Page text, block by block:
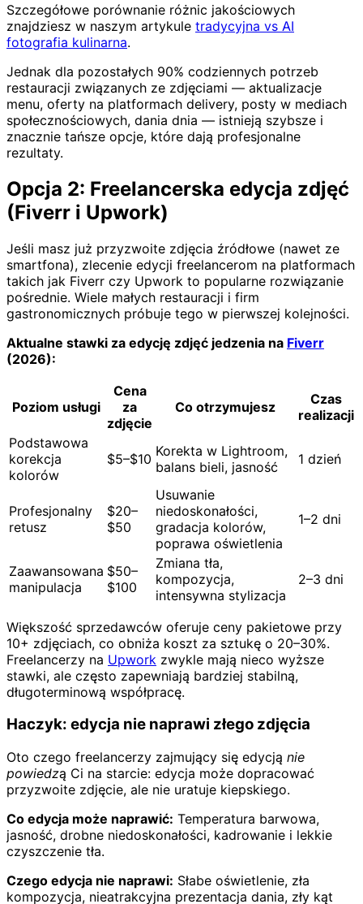
Szczegółowe porównanie różnic jakościowych
znajdziesz w naszym artykule tradycyjna vs AI
fotografia kulinarna.
Jednak dla pozostałych 90% codziennych potrzeb
restauracji związanych ze zdjęciami — aktualizacje
menu, oferty na platformach delivery, posty w mediach
społecznościowych, dania dnia — istnieją szybsze i
znacznie tańsze opcje, które dają profesjonalne
rezultaty.
Opcja 2: Freelancerska edycja zdjęć
(Fiverr i Upwork)
Jeśli masz już przyzwoite zdjęcia źródłowe (nawet ze
smartfona), zlecenie edycji freelancerom na platformach
takich jak Fiverr czy Upwork to popularne rozwiązanie
pośrednie. Wiele małych restauracji i firm
gastronomicznych próbuje tego w pierwszej kolejności.
Aktualne stawki za edycję zdjęć jedzenia na Fiverr
(2026):
Poziom usługi
Cena
za
zdjęcie
Co otrzymujesz
Czas
realizacji
Podstawowa
korekcja
kolorów
$5–$10 Korekta w Lightroom,
balans bieli, jasność
1 dzień
Profesjonalny
retusz
$20–
$50
Usuwanie
niedoskonałości,
gradacja kolorów,
poprawa oświetlenia
1–2 dni
Zaawansowana
manipulacja
$50–
$100
Zmiana tła,
kompozycja,
intensywna stylizacja
2–3 dni
Większość sprzedawców oferuje ceny pakietowe przy
10+ zdjęciach, co obniża koszt za sztukę o 20–30%.
Freelancerzy na Upwork zwykle mają nieco wyższe
stawki, ale często zapewniają bardziej stabilną,
długoterminową współpracę.
Haczyk: edycja nie naprawi złego zdjęcia
Oto czego freelancerzy zajmujący się edycją nie
powiedzą Ci na starcie: edycja może dopracować
przyzwoite zdjęcie, ale nie uratuje kiepskiego.
Co edycja może naprawić: Temperatura barwowa,
jasność, drobne niedoskonałości, kadrowanie i lekkie
czyszczenie tła.
Czego edycja nie naprawi: Słabe oświetlenie, zła
kompozycja, nieatrakcyjna prezentacja dania, zły kąt